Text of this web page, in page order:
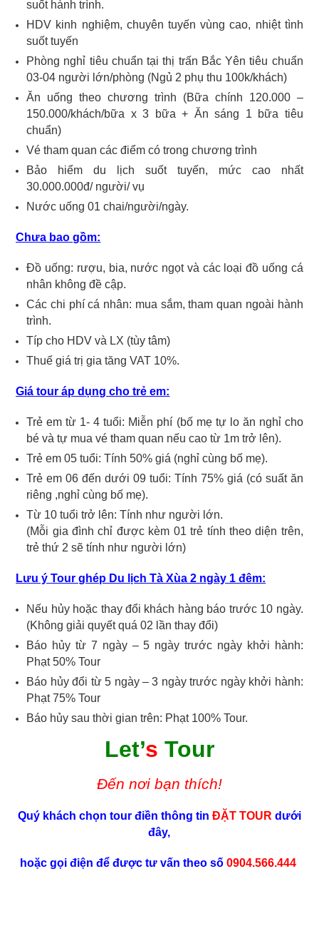
suốt hành trình.
HDV kinh nghiệm, chuyên tuyến vùng cao, nhiệt tình
suốt tuyến
Phòng nghỉ tiêu chuẩn tại thị trấn Bắc Yên tiêu chuẩn
03-04 người lớn/phòng (Ngủ 2 phụ thu 100k/khách)
Ăn uống theo chương trình (Bữa chính 120.000 –
150.000/khách/bữa x 3 bữa + Ăn sáng 1 bữa tiêu
chuẩn)
Vé tham quan các điểm có trong chương trình
Bảo hiểm du lịch suốt tuyến, mức cao nhất
30.000.000đ/ người/ vụ
Nước uống 01 chai/người/ngày.
Chưa bao gồm:
Đồ uống: rượu, bia, nước ngọt và các loại đồ uống cá
nhân không đề cập.
Các chi phí cá nhân: mua sắm, tham quan ngoài hành
trình.
Típ cho HDV và LX (tùy tâm)
Thuế giá trị gia tăng VAT 10%.
Giá tour áp dụng cho trẻ em:
Trẻ em từ 1- 4 tuổi: Miễn phí (bố mẹ tự lo ăn nghỉ cho
bé và tự mua vé tham quan nếu cao từ 1m trở lên).
Trẻ em 05 tuổi: Tính 50% giá (nghỉ cùng bố mẹ).
Trẻ em 06 đến dưới 09 tuổi: Tính 75% giá (có suất ăn
riêng ,nghỉ cùng bố mẹ).
Từ 10 tuổi trở lên: Tính như người lớn.
(Mỗi gia đình chỉ được kèm 01 trẻ tính theo diện trên,
trẻ thứ 2 sẽ tính như người lớn)
Lưu ý Tour ghép Du lịch Tà Xùa 2 ngày 1 đêm:
Nếu hủy hoặc thay đổi khách hàng báo trước 10 ngày.
(Không giải quyết quá 02 lần thay đổi)
Báo hủy từ 7 ngày – 5 ngày trước ngày khởi hành:
Phạt 50% Tour
Báo hủy đổi từ 5 ngày – 3 ngày trước ngày khởi hành:
Phạt 75% Tour
Báo hủy sau thời gian trên: Phạt 100% Tour.
Let’s Tour
Đến nơi bạn thích!
Quý khách chọn tour điền thông tin ĐẶT TOUR dưới
đây,
hoặc gọi điện để được tư vấn theo số 0904.566.444